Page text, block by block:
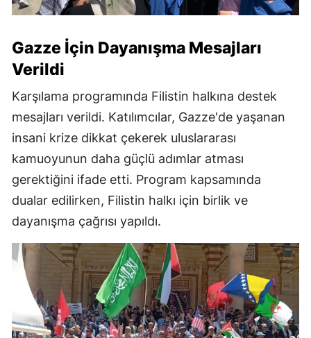
Gazze İçin Dayanışma Mesajları
Verildi
Karşılama programında Filistin halkına destek
mesajları verildi. Katılımcılar, Gazze'de yaşanan
insani krize dikkat çekerek uluslararası
kamuoyunun daha güçlü adımlar atması
gerektiğini ifade etti. Program kapsamında
dualar edilirken, Filistin halkı için birlik ve
dayanışma çağrısı yapıldı.